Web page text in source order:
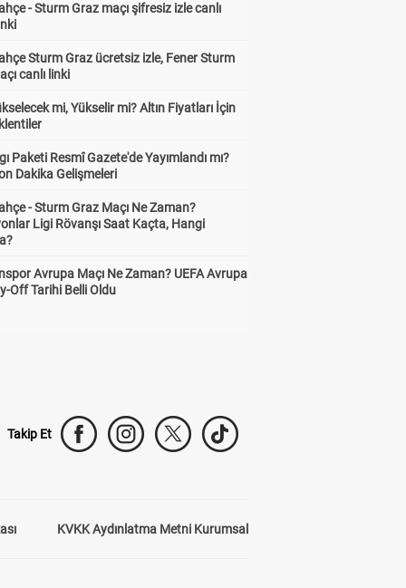
- Sturm Graz maçı şifresiz izle canlı
Sturm Graz ücretsiz izle, Fener Sturm
canlı linki
mi, Yükselir mi? Altın Fiyatları İçin
Paketi Resmî Gazete'de Yayımlandı mı?
Dakika Gelişmeleri
- Sturm Graz Maçı Ne Zaman?
Ligi Rövanşı Saat Kaçta, Hangi
Avrupa Maçı Ne Zaman? UEFA Avrupa
Off Tarihi Belli Oldu
Takip Et
KVKK Aydınlatma Metni Kurumsal